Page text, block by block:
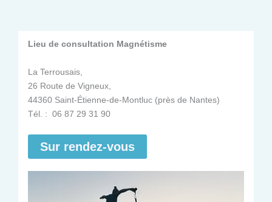
Lieu de consultation Magnétisme
La Terrousais,
26 Route de Vigneux,
44360 Saint-Étienne-de-Montluc (près de Nantes)
Tél. : 06 87 29 31 90
Sur rendez-vous